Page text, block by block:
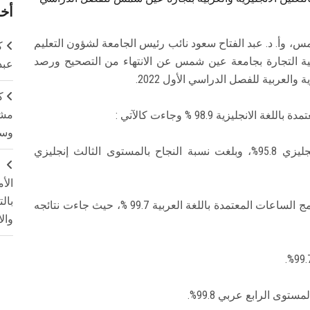
وأ. د. عبد الفتاح سعود نائب رئيس الجامعة لشؤون التعليم
التجارة بجامعة عين شمس عن الانتهاء من التصحيح ورصد
للفصل الدراسي الأول 2022.
98.9 % وجاءت كالآتي :
المستوى الأول إنجليزي 96.9%، المستوى الثاني إنجليزي 95.8%، وبلغت نسبة النجاح بالمستوى الثالث إنجليزي
وأوضح سيادته أنه قد بلغت نسبة النجاح العامة لبرنامج الساعات المعتمدة باللغة العربية 99.7 %، حيث جاءت نتائجه